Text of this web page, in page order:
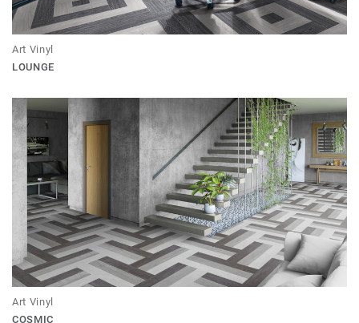
Art Vinyl
LOUNGE
Art Vinyl
COSMIC